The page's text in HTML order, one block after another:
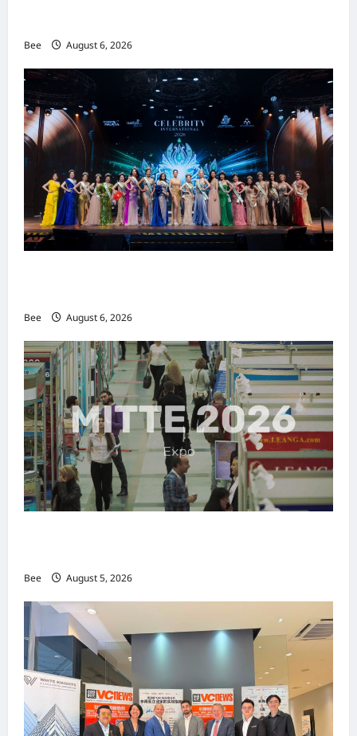
Bee August 6, 2026
Bee August 6, 2026
Bee August 5, 2026